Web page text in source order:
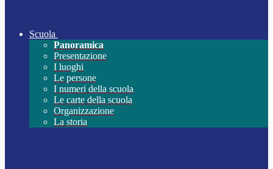
Scuola
Panoramica
Presentazione
I luoghi
Le persone
I numeri della scuola
Le carte della scuola
Organizzazione
La storia